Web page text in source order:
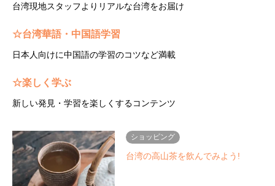
台湾現地スタッフよりリアルな台湾をお届け
☆台湾華語・中国語学習
日本人向けに中国語の学習のコツなど満載
☆楽しく学ぶ
新しい発見・学習を楽しくするコンテンツ
ショッピング
台湾の高山茶を飲んでみよう!